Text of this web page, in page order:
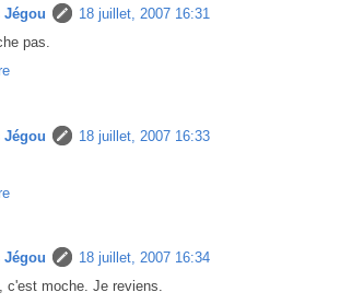
Jégou
18 juillet, 2007 16:31
pas.
Jégou
18 juillet, 2007 16:33
Jégou
18 juillet, 2007 16:34
c'est moche. Je reviens.